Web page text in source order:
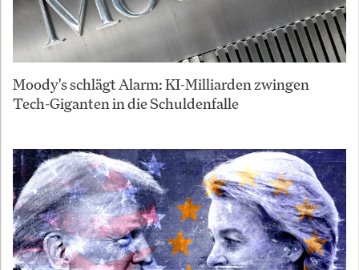
Moody's schlägt Alarm: KI-Milliarden zwingen
Tech-Giganten in die Schuldenfalle